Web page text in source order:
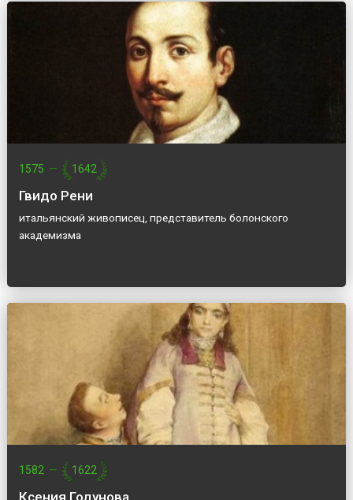
1575 — 1642
Гвидо Рени
итальянский живописец, представитель болонского
академизма
1582 — 1622